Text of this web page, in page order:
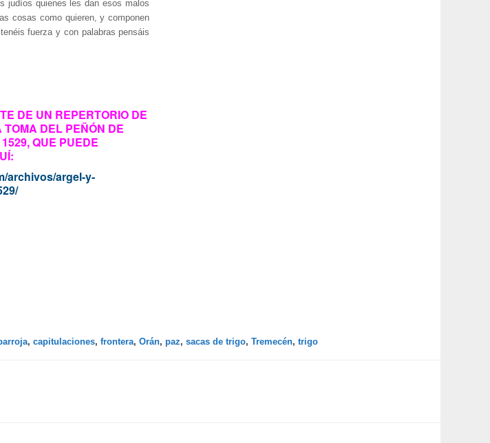
judíos quienes les dan esos malos
cosas como quieren, y componen
fuerza y con palabras pensáis
DE UN REPERTORIO DE
DEL PEÑÓN DE
QUE PUEDE
archivos/argel-y-
, capitulaciones, frontera, Orán, paz, sacas de trigo, Tremecén, trigo